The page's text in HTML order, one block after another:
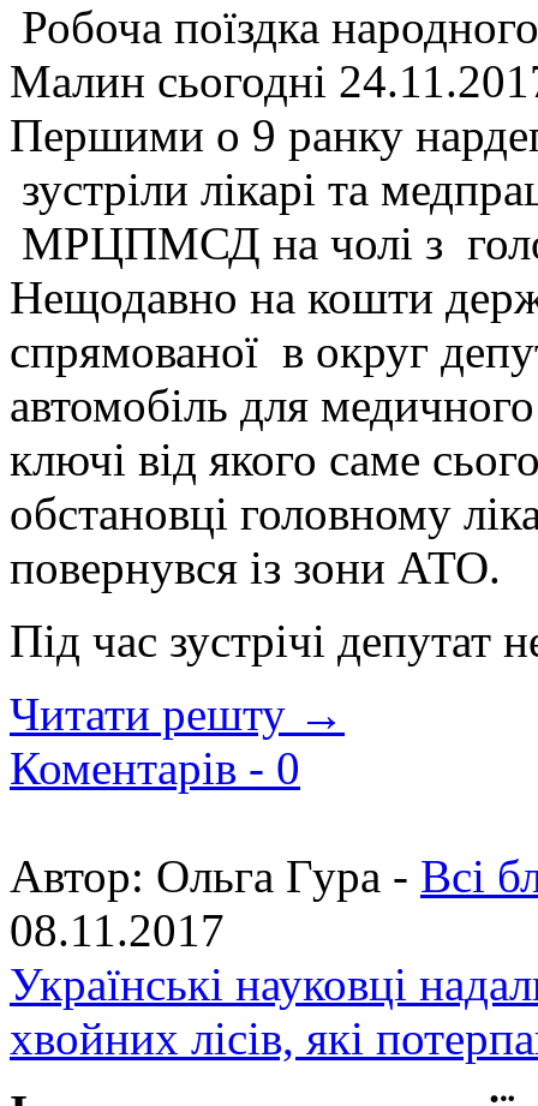
Робоча поїздка
Малин сьогодні
Першими о 9 ранку
зустріли лікарі та
МРЦПМСД на чолі з
Нещодавно на кошти
спрямованої в округ
автомобіль для
ключі від якого саме
обстановці головному
повернувся із зони АТО.
Під час зустрічі депутат
Читати решту →
Коментарів - 0
Автор: Ольга Гура - Всі
08.11.2017
Українські науковці
хвойних лісів, які